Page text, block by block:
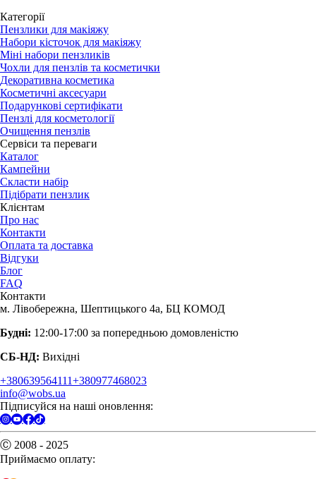
Категорії
Пензлики для макіяжу
Набори кісточок для макіяжу
Міні набори пензликів
Чохли для пензлів та косметички
Декоративна косметика
Косметичні аксесуари
Подарункові сертифікати
Пензлі для косметології
Очищення пензлів
Сервіси та переваги
Каталог
Кампейни
Скласти набір
Підібрати пензлик
Клієнтам
Про нас
Контакти
Оплата та доставка
Відгуки
Блог
FAQ
Контакти
м. Лівобережна, Шептицького 4а, БЦ КОМОД
Будні: 12:00-17:00 за попередньою домовленістю
СБ-НД: Вихідні
+380639564111+380977468023
info@wobs.ua
Підписуйся на наші оновлення:
Ⓒ 2008 - 2025
Приймаємо оплату: